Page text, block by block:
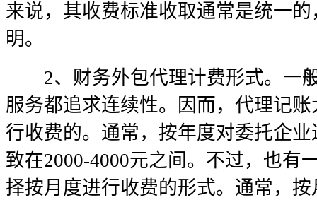
来说，其收费标准收取通常是统一
明。
2、财务外包代理计费形式。一
服务都追求连续性。因而，代理记
行收费的。通常，按年度对委托企
致在2000-4000元之间。不过，也有
择按月度进行收费的形式。通常，